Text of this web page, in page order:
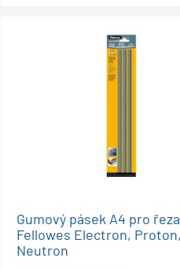
Gumový pásek A4 pro
Fellowes Electron, Proton,
Neutron